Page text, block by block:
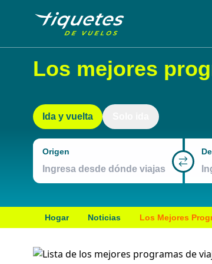
Los mejores
Ida y vuelta
Origen
Hogar Noticias Los Mejores